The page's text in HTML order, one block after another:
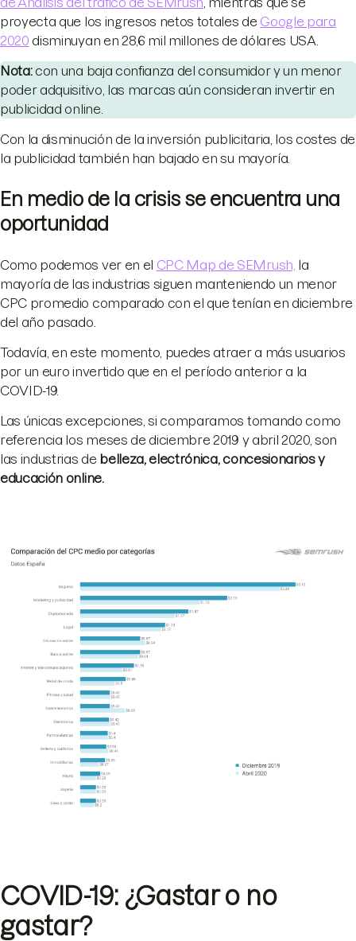
proyecta que los ingresos netos totales de Google para
2020 disminuyan en 28,6 mil millones de dólares USA.
Nota: con una baja confianza del consumidor y un menor
poder adquisitivo, las marcas aún consideran invertir en
publicidad online.
Con la disminución de la inversión publicitaria, los costes de
la publicidad también han bajado en su mayoría.
En medio de la crisis se encuentra una
oportunidad
Como podemos ver en el CPC Map de SEMrush, la
mayoría de las industrias siguen manteniendo un menor
CPC promedio comparado con el que tenían en diciembre
del año pasado.
Todavía, en este momento, puedes atraer a más usuarios
por un euro invertido que en el período anterior a la
COVID-19.
Las únicas excepciones, si comparamos tomando como
referencia los meses de diciembre 2019 y abril 2020, son
las industrias de belleza, electrónica, concesionarios y
educación online.
COVID-19: ¿Gastar o no
gastar?